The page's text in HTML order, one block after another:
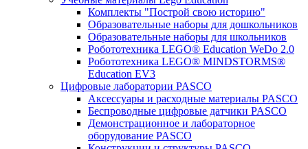
Комплекты "Построй свою историю"
Образовательные наборы для дошкольников
Образовательные наборы для школьников
Робототехника LEGO® Education WeDo 2.0
Робототехника LEGO® MINDSTORMS®
Education EV3
Цифровые лаборатории PASCO
Аксессуары и расходные материалы PASCO
Беспроводные цифровые датчики PASCO
Демонстрационное и лабораторное
оборудование PASCO